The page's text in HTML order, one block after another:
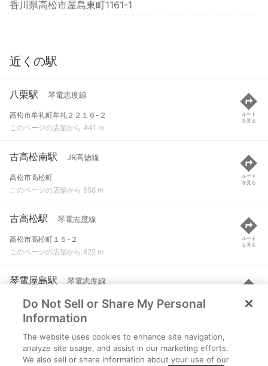
香川県高松市屋島東町1161-1
近くの駅
八栗駅 琴電志度線
高松市牟礼町牟礼２２１６-２
このページの店舗から 441 m
ルート
を見る
古高松南駅 JR高徳線
高松市高松町
このページの店舗から 658 m
ルート
を見る
古高松駅 琴電志度線
高松市高松町１５-２
このページの店舗から 822 m
ルート
を見る
琴電屋島駅 琴電志度線
高松市屋島中町２７０-１
このページの店舗から 1.3 km
ルート
を見る
屋島駅 JR高徳線
高松市高松町帰来
Do Not Sell or Share My Personal
Information
The website uses cookies to enhance site navigation,
analyze site usage, and assist in our marketing efforts.
We also sell or share information about your use of our